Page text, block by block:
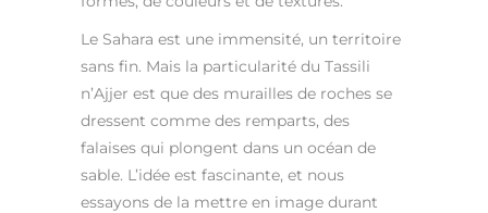
Le Sahara est une immensité, un territoire
sans fin. Mais la particularité du Tassili
n’Ajjer est que des murailles de roches se
dressent comme des remparts, des
falaises qui plongent dans un océan de
sable. L’idée est fascinante, et nous
essayons de la mettre en image durant